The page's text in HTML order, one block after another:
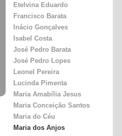
Etelvina Eduardo
Francisco Barata
Inácio Gonçalves
Isabel Costa
José Pedro Barata
José Pedro Lopes
Leonel Pereira
Lucinda Pimenta
Maria Amabília Jesus
Maria Conceição Santos
Maria do Céu
Maria dos Anjos